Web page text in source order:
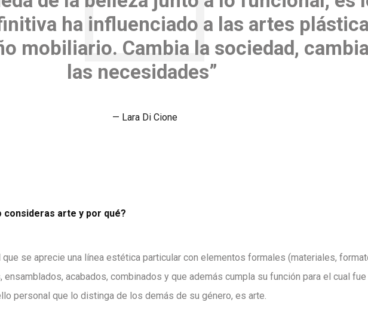
ha influenciado a las artes
mobiliario. Cambia la sociedad,
las necesidades”
Lara Di Cione
consideras arte y por qué?
se aprecie una línea estética particular con elementos formales (materiales,
ensamblados, acabados, combinados y que además cumpla su función para el cual fue
personal que lo distinga de los demás de su género, es arte.